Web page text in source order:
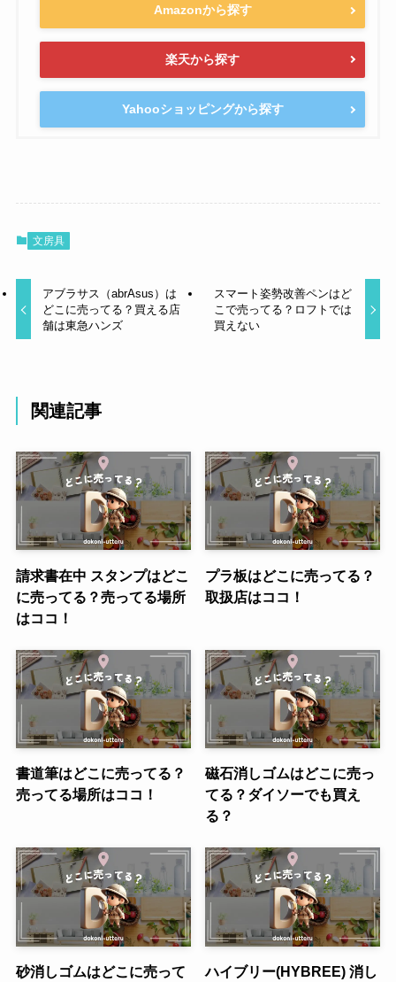
Amazonから探す
楽天から探す
Yahooショッピングから探す
文房具
アブラサス（abrAsus）は
どこに売ってる？買える店
舗は東急ハンズ
スマート姿勢改善ペンはど
こで売ってる？ロフトでは
買えない
関連記事
請求書在中 スタンプはどこ
に売ってる？売ってる場所
はココ！
プラ板はどこに売ってる？
取扱店はココ！
書道筆はどこに売ってる？
売ってる場所はココ！
磁石消しゴムはどこに売っ
てる？ダイソーでも買え
る？
砂消しゴムはどこに売って
ハイブリー(HYBREE) 消し